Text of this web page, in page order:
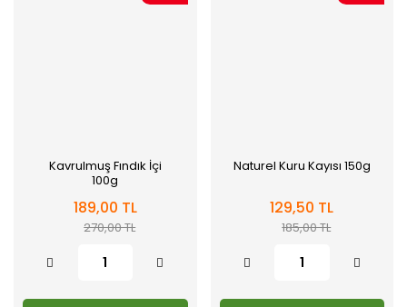
Kavrulmuş Fındık İçi
100g
189,00 TL
270,00 TL
Naturel Kuru Kayısı 150g
129,50 TL
185,00 TL